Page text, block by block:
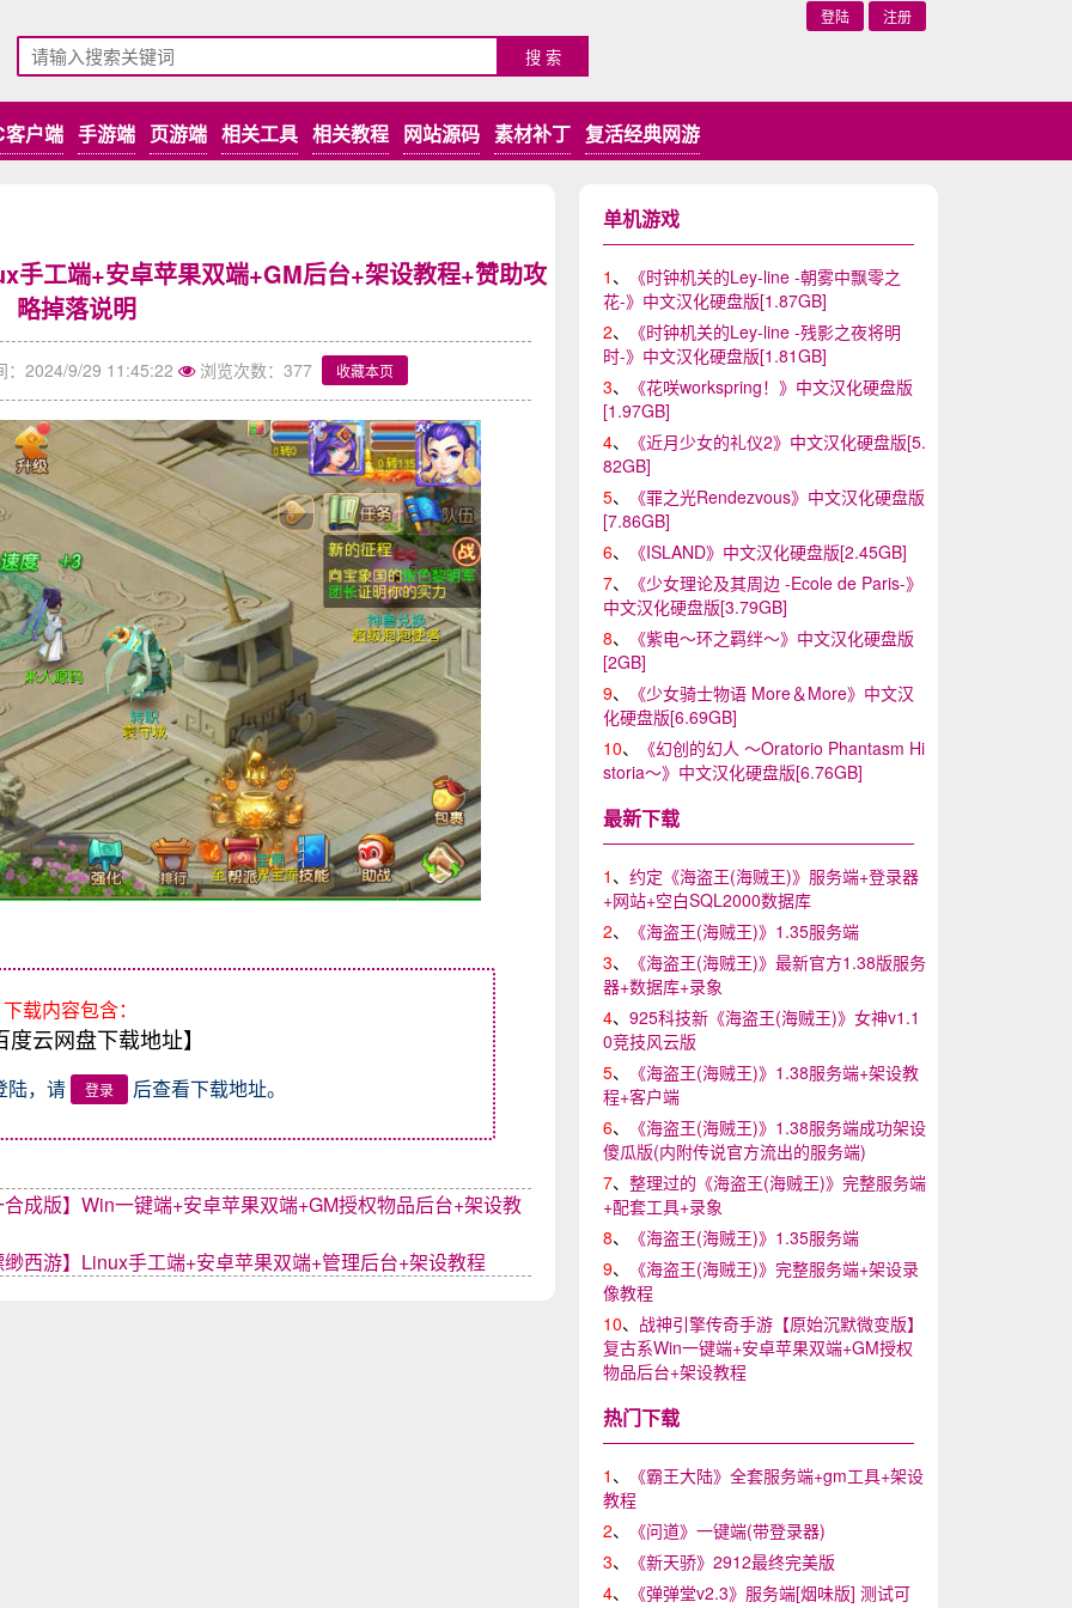
登陆 注册
客户端 手游端 页游端 相关工具 相关教程 网站源码 素材补丁 复活经典网游
手工端+安卓苹果双端+GM后台+架设教程+赞助攻
略掉落说明
：2024/9/29 11:45:22 浏览次数：377 收藏本页
下载内容包含：
度云网盘下载地址】
陆，请 登录 后查看下载地址。
成版】Win一键端+安卓苹果双端+GM授权物品后台+架设教
西游】Linux手工端+安卓苹果双端+管理后台+架设教程
单机游戏
1 、
《时钟机关的Ley-line -朝雾中飘零之
花-》中文汉化硬盘版[1.87GB]
2、
《时钟机关的Ley-line -残影之夜将明
时-》中文汉化硬盘版[1.81GB]
3、
《花咲workspring！》中文汉化硬盘版
[1.97GB]
4、
《近月少女的礼仪2》中文汉化硬盘版[5.
82GB]
5、
《罪之光Rendezvous》中文汉化硬盘版
[7.86GB]
6、
《ISLAND》中文汉化硬盘版[2.45GB]
7、
《少女理论及其周边 -Ecole de Paris-》
中文汉化硬盘版[3.79GB]
8、
《紫电～环之羁绊～》中文汉化硬盘版
[2GB]
9、
《少女骑士物语 More＆More》中文汉
化硬盘版[6.69GB]
10、
《幻创的幻人 ～Oratorio Phantasm Hi
storia～》中文汉化硬盘版[6.76GB]
最新下载
1 、 约定《海盗王(海贼王)》服务端+登录器
+网站+空白SQL2000数据库
2、
《海盗王(海贼王)》1.35服务端
3、
《海盗王(海贼王)》最新官方1.38版服务
器+数据库+录象
4、 925科技新《海盗王(海贼王)》女神v1.1
0竞技风云版
5、
《海盗王(海贼王)》1.38服务端+架设教
程+客户端
6、
《海盗王(海贼王)》1.38服务端成功架设
傻瓜版(内附传说官方流出的服务端)
7、 整理过的《海盗王(海贼王)》完整服务端
+配套工具+录象
8、
《海盗王(海贼王)》1.35服务端
9、
《海盗王(海贼王)》完整服务端+架设录
像教程
10、 战神引擎传奇手游【原始沉默微变版】
复古系Win一键端+安卓苹果双端+GM授权
物品后台+架设教程
热门下载
1 、
《霸王大陆》全套服务端+gm工具+架设
教程
2、
《问道》一键端(带登录器)
3、
《新天骄》2912最终完美版
4、
《弹弹堂v2.3》服务端[烟味版] 测试可